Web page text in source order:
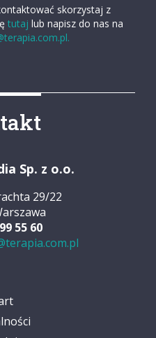
skorzystaj z
tutaj lub napisz do nas na
Sp. z o.o.
29/22
55 60